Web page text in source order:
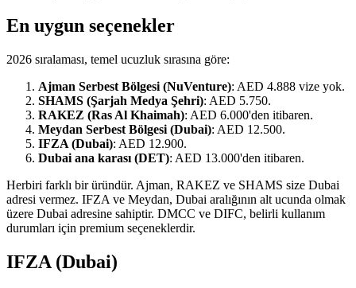
En uygun seçenekler
2026 sıralaması, temel ucuzluk sırasına göre:
Ajman Serbest Bölgesi (NuVenture): AED 4.888 vize yok.
SHAMS (Şarjah Medya Şehri): AED 5.750.
RAKEZ (Ras Al Khaimah): AED 6.000'den itibaren.
Meydan Serbest Bölgesi (Dubai): AED 12.500.
IFZA (Dubai): AED 12.900.
Dubai ana karası (DET): AED 13.000'den itibaren.
Herbiri farklı bir üründür. Ajman, RAKEZ ve SHAMS size Dubai
adresi vermez. IFZA ve Meydan, Dubai aralığının alt ucunda olmak
üzere Dubai adresine sahiptir. DMCC ve DIFC, belirli kullanım
durumları için premium seçeneklerdir.
IFZA (Dubai)